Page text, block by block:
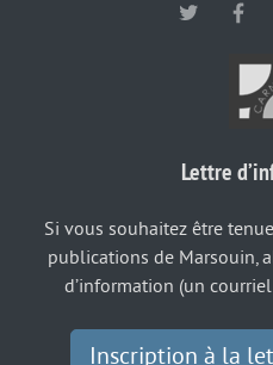
Lettre
Si vous souhaitez être
publications de Marsouin,
d’information (un
Inscription à la